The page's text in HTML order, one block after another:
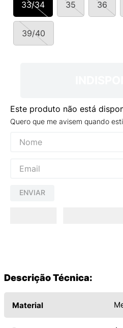
33/34 35 36
39/40
Este produto não está
Quero que me avisem quando
ENVIAR
Descrição Técnica:
Material
º
NEW 530
10º VEJA COUNTRY